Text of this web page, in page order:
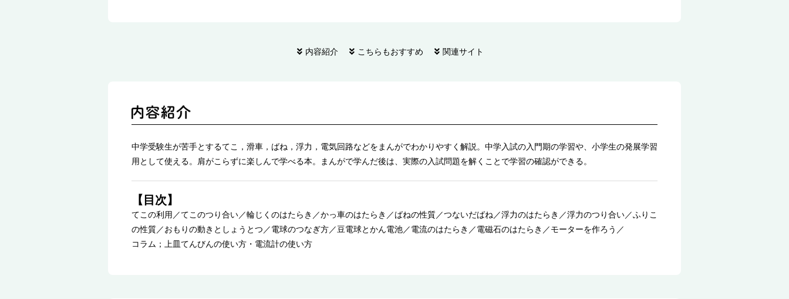
内容紹介 こちらもおすすめ 関連サイト
中学受験生が苦手とするてこ，滑車，ばね，浮力，電気回路などをまんがでわかりやすく解説。中学入試の入門期の学習や、小学生の発展学習
用として使える。肩がこらずに楽しんで学べる本。まんがで学んだ後は、実際の入試問題を解くことで学習の確認ができる。
【目次】
てこの利用／てこのつり合い／輪じくのはたらき／かっ車のはたらき／ばねの性質／つないだばね／浮力のはたらき／浮力のつり合い／ふりこ
の性質／おもりの動きとしょうとつ／電球のつなぎ方／豆電球とかん電池／電流のはたらき／電磁石のはたらき／モーターを作ろう／
コラム；上皿てんびんの使い方・電流計の使い方